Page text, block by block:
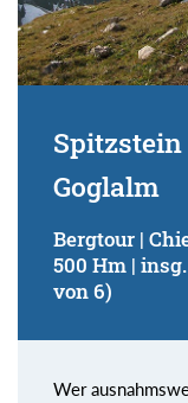
Spitzstein
Goglalm
Bergtour |
500 Hm |
von 6)
Wer